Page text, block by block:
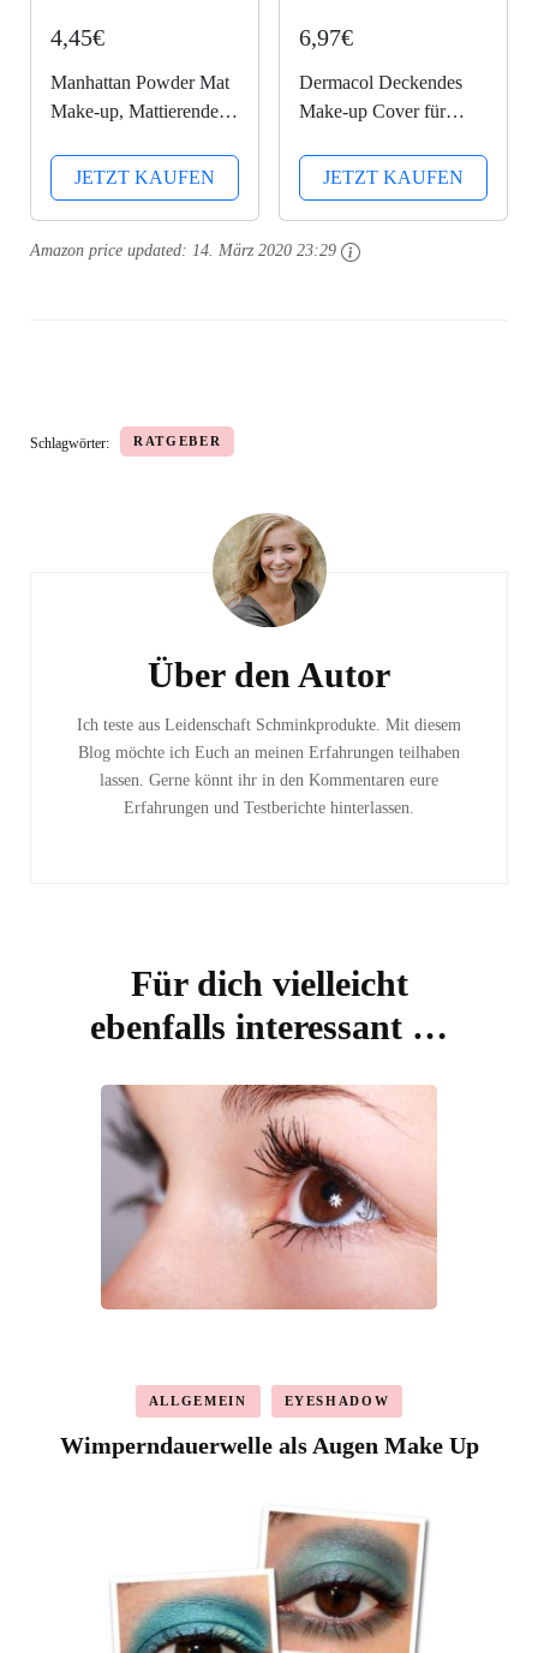
4,45€
Manhattan Powder Mat
Make-up, Mattierendes
einem, Farbe Beige 82,
30 ml
JETZT KAUFEN
6,97€
Dermacol Deckendes
Make-up Cover für
Wasserfeste Foundation
mit LSF 30 für einen
makellosen Teint - 210,
30g
JETZT KAUFEN
Amazon price updated: 14. März 2020 23:29
Schlagwörter: RATGEBER
Über den Autor
Ich teste aus Leidenschaft Schminkprodukte. Mit diesem
Blog möchte ich Euch an meinen Erfahrungen teilhaben
lassen. Gerne könnt ihr in den Kommentaren eure
Erfahrungen und Testberichte hinterlassen.
Für dich vielleicht
ebenfalls interessant …
ALLGEMEIN EYESHADOW
Wimperndauerwelle als Augen Make Up